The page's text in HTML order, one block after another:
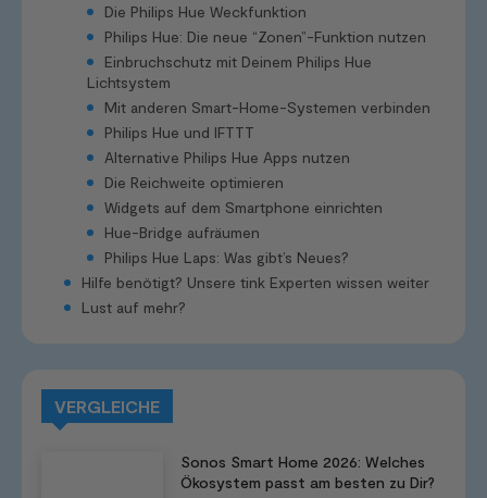
Die Philips Hue Weckfunktion
Philips Hue: Die neue “Zonen”-Funktion nutzen
Einbruchschutz mit Deinem Philips Hue
Lichtsystem
Mit anderen Smart-Home-Systemen verbinden
Philips Hue und IFTTT
Alternative Philips Hue Apps nutzen
Die Reichweite optimieren
Widgets auf dem Smartphone einrichten
Hue-Bridge aufräumen
Philips Hue Laps: Was gibt’s Neues?
Hilfe benötigt? Unsere tink Experten wissen weiter
Lust auf mehr?
VERGLEICHE
Sonos Smart Home 2026: Welches
Ökosystem passt am besten zu Dir?